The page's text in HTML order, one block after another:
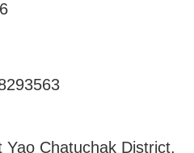
Chatuchak District,